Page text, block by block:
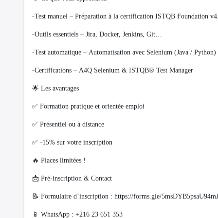
-Test manuel – Préparation à la certification ISTQB Foundation
-Outils essentiels – Jira, Docker, Jenkins, Git…
-Test automatique – Automatisation avec Selenium (Java / Python)
-Certifications – A4Q Selenium & ISTQB® Test Manager
🌟 Les avantages
✅ Formation pratique et orientée emploi
✅ Présentiel ou à distance
✅ -15% sur votre inscription
🔥 Places limitées !
📩 Pré-inscription & Contact
📝 Formulaire d’inscription : https://forms.gle/
📱 WhatsApp : +216 23 651 353